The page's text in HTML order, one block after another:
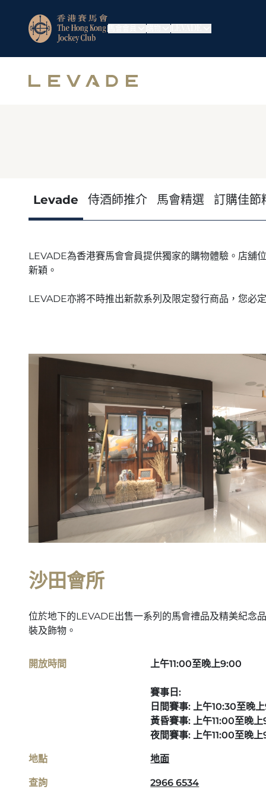
Levade 侍酒師推介 馬會精選 訂購佳節
LEVADE為香港賽馬會會員提供獨家的購物體驗。店舖
新穎。
LEVADE亦將不時推出新款系列及限定發行商品，您必
沙田會所
位於地下的LEVADE出售一系列的馬會禮品及精美紀念
裝及飾物。
開放時間 上午11:00至晚上9:00
賽事日:
日間賽事: 上午10:30至晚
黃昏賽事: 上午11:00至晚
夜間賽事: 上午11:00至晚
地點 地面
查詢 2966 6534